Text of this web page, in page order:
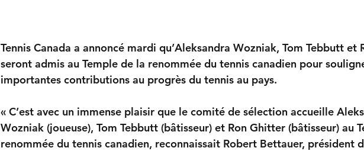
Tennis Canada a annoncé mardi qu’Aleksandra Wozniak, Tom Tebbutt
seront admis au Temple de la renommée du tennis canadien pour
importantes contributions au progrès du tennis au pays.
« C’est avec un immense plaisir que le comité de sélection accueille
Wozniak (joueuse), Tom Tebbutt (bâtisseur) et Ron Ghitter (bâtisseur) au
renommée du tennis canadien, reconnaissait Robert Bettauer, président